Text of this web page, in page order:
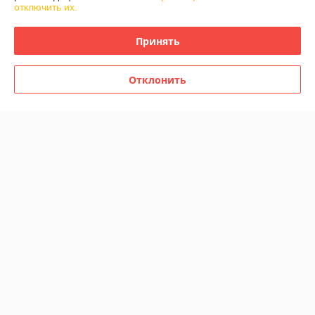
Доставка и оплата
отключить их.
Принять
Отклонить